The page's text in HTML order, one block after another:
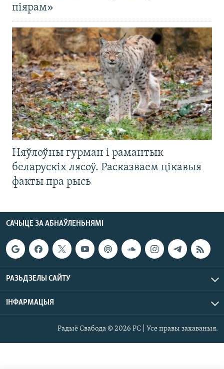
піярам»
Няўлоўны гурман і рамантык
беларускіх лясоў. Расказваем цікавыя
факты пра рысь
САЧЫЦЕ ЗА АБНАЎЛЕНЬНЯМІ
РАЗЬДЗЕЛЫ САЙТУ
ІНФАРМАЦЫЯ
Радыё Свабода © 2026 РС | Усе правы захаваныя.